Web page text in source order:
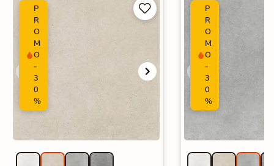
P
R
O
M
O
-
3
0
%


P
R
O
M
O
-
3
0
%